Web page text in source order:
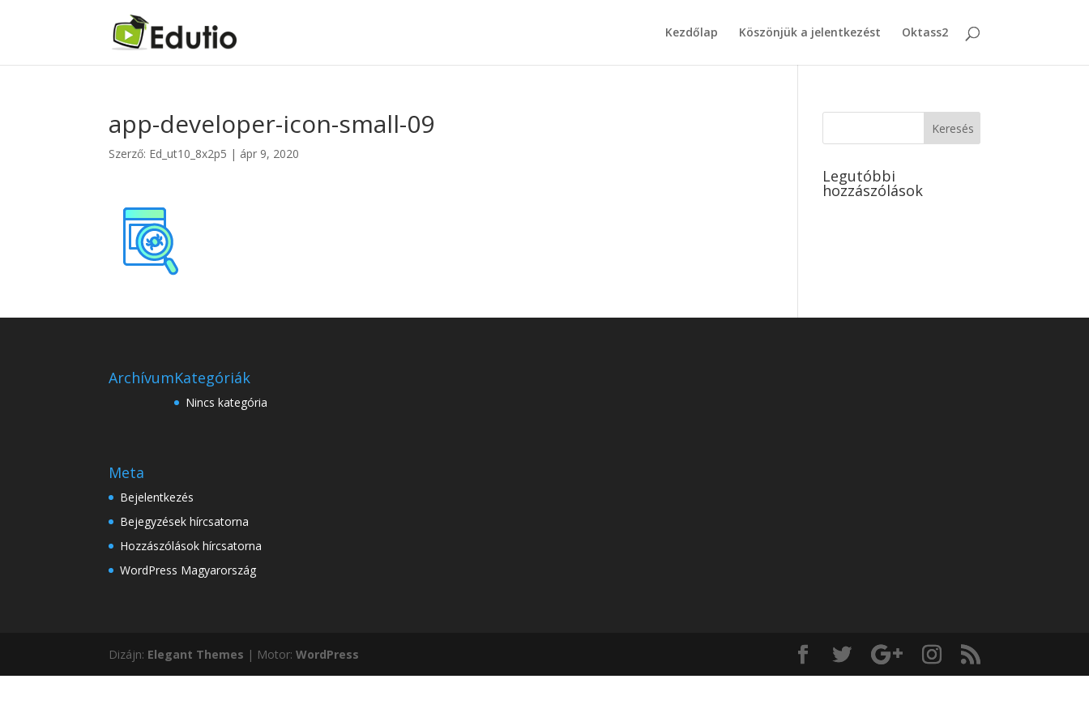
Kezdőlap Köszönjük a jelentkezést Oktass2
app-developer-icon-small-09
Szerző: Ed_ut10_8x2p5 | ápr 9, 2020
Legutóbbi
hozzászólások
ArchívumKategóriák
Nincs kategória
Meta
Bejelentkezés
Bejegyzések hírcsatorna
Hozzászólások hírcsatorna
WordPress Magyarország
Dizájn: Elegant Themes | Motor:WordPress